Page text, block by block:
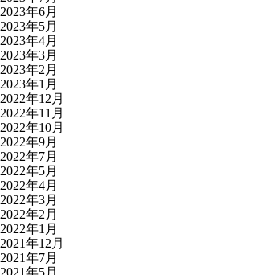
2023年6月
2023年5月
2023年4月
2023年3月
2023年2月
2023年1月
2022年12月
2022年11月
2022年10月
2022年9月
2022年7月
2022年5月
2022年4月
2022年3月
2022年2月
2022年1月
2021年12月
2021年7月
2021年5月